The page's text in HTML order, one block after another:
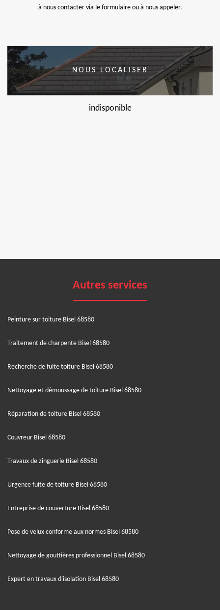
à nous contacter via le formulaire ou à nous appeler.
NOUS LOCALISER
indisponible
Autres services
Peinture sur toiture Bisel 68580
Traitement de charpente Bisel 68580
Recherche de fuite toiture Bisel 68580
Nettoyage et démoussage de toiture Bisel 68580
Réparation de toiture Bisel 68580
Couvreur Bisel 68580
Travaux de zinguerie Bisel 68580
Urgence fuite de toiture Bisel 68580
Entreprise de couverture Bisel 68580
Pose de velux conforme aux normes Bisel 68580
Nettoyage de gouttières professionnel Bisel 68580
Expert en travaux d'isolation Bisel 68580